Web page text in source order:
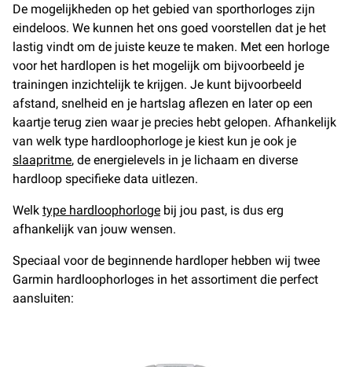
De mogelijkheden op het gebied van sporthorloges zijn
eindeloos. We kunnen het ons goed voorstellen dat je het
lastig vindt om de juiste keuze te maken. Met een horloge
voor het hardlopen is het mogelijk om bijvoorbeeld je
trainingen inzichtelijk te krijgen. Je kunt bijvoorbeeld
afstand, snelheid en je hartslag aflezen en later op een
kaartje terug zien waar je precies hebt gelopen. Afhankelijk
van welk type hardloophorloge je kiest kun je ook je
slaapritme, de energielevels in je lichaam en diverse
hardloop specifieke data uitlezen.
Welk type hardloophorloge bij jou past, is dus erg
afhankelijk van jouw wensen.
Speciaal voor de beginnende hardloper hebben wij twee
Garmin hardloophorloges in het assortiment die perfect
aansluiten: